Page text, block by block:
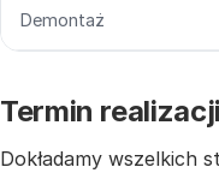
Demontaż
Termin realizacji
Dokładamy wszelkich